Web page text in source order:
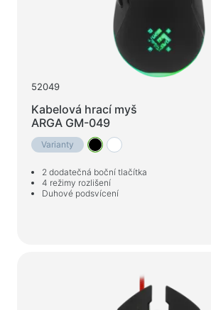
52049
Kabelová hrací myš
ARGA GM-049
Varianty
2 dodatečná boční tlačítka
4 režimy rozlišení
Duhové podsvícení